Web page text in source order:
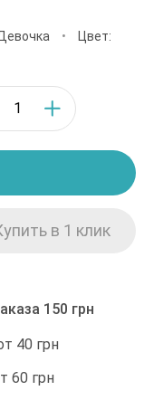
•
Цвет:
150 грн
40 грн
60 грн